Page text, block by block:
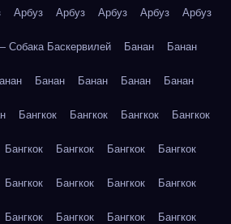
Арбуз Арбуз Арбуз Арбуз Арбуз
Собака Баскервилей Банан Банан
Банан Банан Банан Банан
Бангкок Бангкок Бангкок Бангкок
Бангкок Бангкок Бангкок Бангкок
Бангкок Бангкок Бангкок Бангкок
Бангкок Бангкок Бангкок Бангкок